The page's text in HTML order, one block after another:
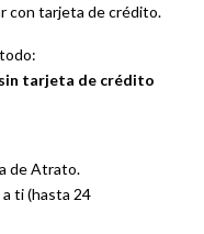
con tarjeta de crédito.
tarjeta de crédito
de Atrato.
ti (hasta 24